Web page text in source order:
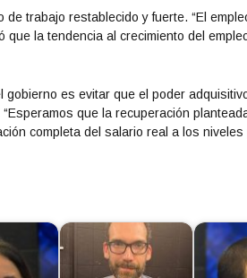
trabajo restablecido y fuerte. “El
que la tendencia al crecimiento del
gobierno es evitar que el poder
que la recuperación
completa del salario real a los niveles